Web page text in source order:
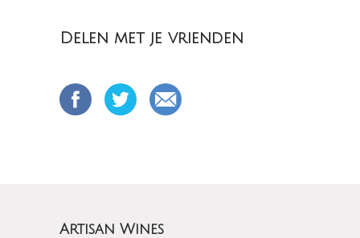
Delen met je vrienden
Artisan Wines